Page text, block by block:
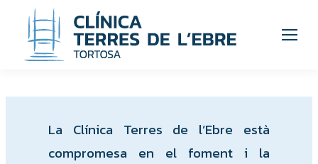
La Clínica Terres de l’Ebre està
compromesa en el foment i la